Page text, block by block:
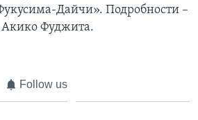
Дайчи». Подробности –
Акико Фуджита.
Follow us